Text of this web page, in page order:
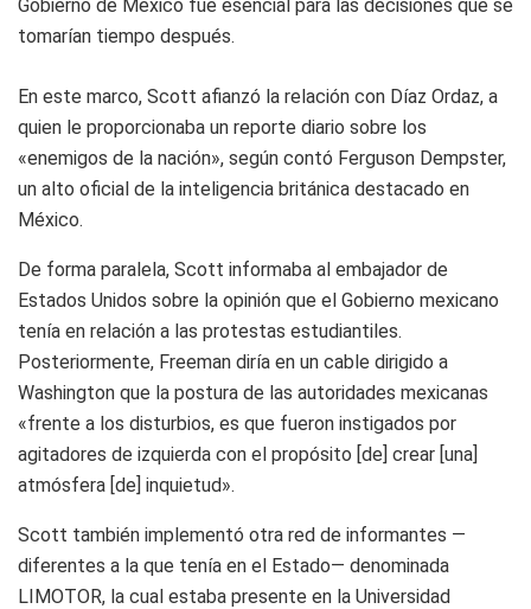
Gobierno de México fue esencial para las decisiones que se
tomarían tiempo después.
En este marco, Scott afianzó la relación con Díaz Ordaz, a
quien le proporcionaba un reporte diario sobre los
«enemigos de la nación», según contó Ferguson Dempster,
un alto oficial de la inteligencia británica destacado en
México.
De forma paralela, Scott informaba al embajador de
Estados Unidos sobre la opinión que el Gobierno mexicano
tenía en relación a las protestas estudiantiles.
Posteriormente, Freeman diría en un cable dirigido a
Washington que la postura de las autoridades mexicanas
«frente a los disturbios, es que fueron instigados por
agitadores de izquierda con el propósito [de] crear [una]
atmósfera [de] inquietud».
Scott también implementó otra red de informantes —
diferentes a la que tenía en el Estado— denominada
LIMOTOR, la cual estaba presente en la Universidad